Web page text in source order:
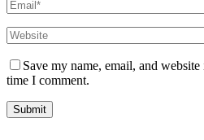
Save my name, email, and
time I comment.